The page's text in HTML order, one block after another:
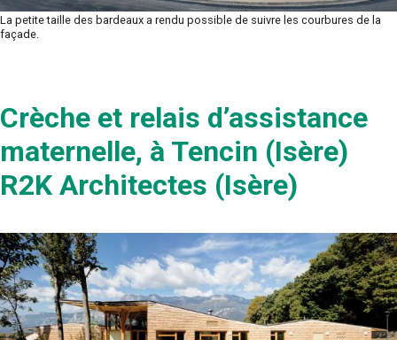
La petite taille des bardeaux a rendu possible de suivre les courbures de la
façade.
Crèche et relais d’assistance
maternelle, à Tencin (Isère)
R2K Architectes (Isère)